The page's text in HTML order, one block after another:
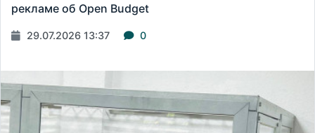
рекламе об Open Budget
29.07.2026 13:37 0